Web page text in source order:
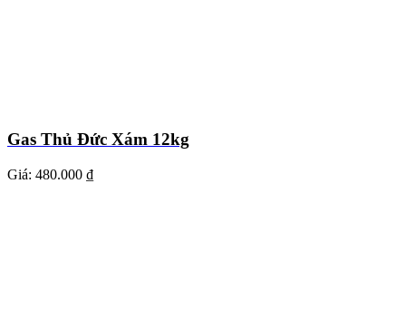
Gas Thủ Đức Xám 12kg
Giá: 480.000 ₫